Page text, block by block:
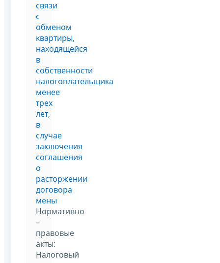
связи
с
обменом
квартиры,
находящейся
в
собственности
налогоплательщика
менее
трех
лет,
в
случае
заключения
соглашения
о
расторжении
договора
мены
Нормативно
–
правовые
акты:
Налоговый